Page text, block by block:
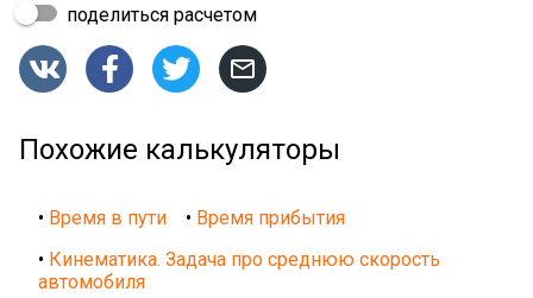
поделиться расчетом
   
Похожие калькуляторы
• Время в пути • Время прибытия
• Кинематика. Задача про среднюю скорость
автомобиля